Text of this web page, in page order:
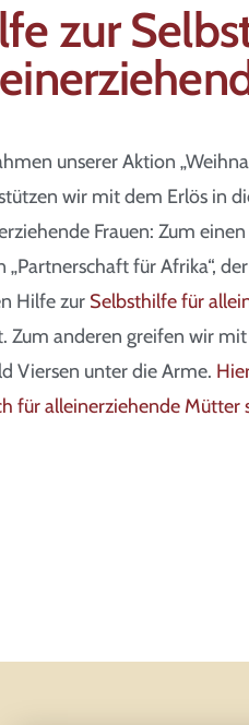
zur
unserer Aktion
wir mit dem Erlös in
Frauen: Zum
„Partnerschaft für Afrika“,
Hilfe zur Selbsthilfe für
Zum anderen greifen wir
Viersen unter die Arme.
für alleinerziehende Mütter